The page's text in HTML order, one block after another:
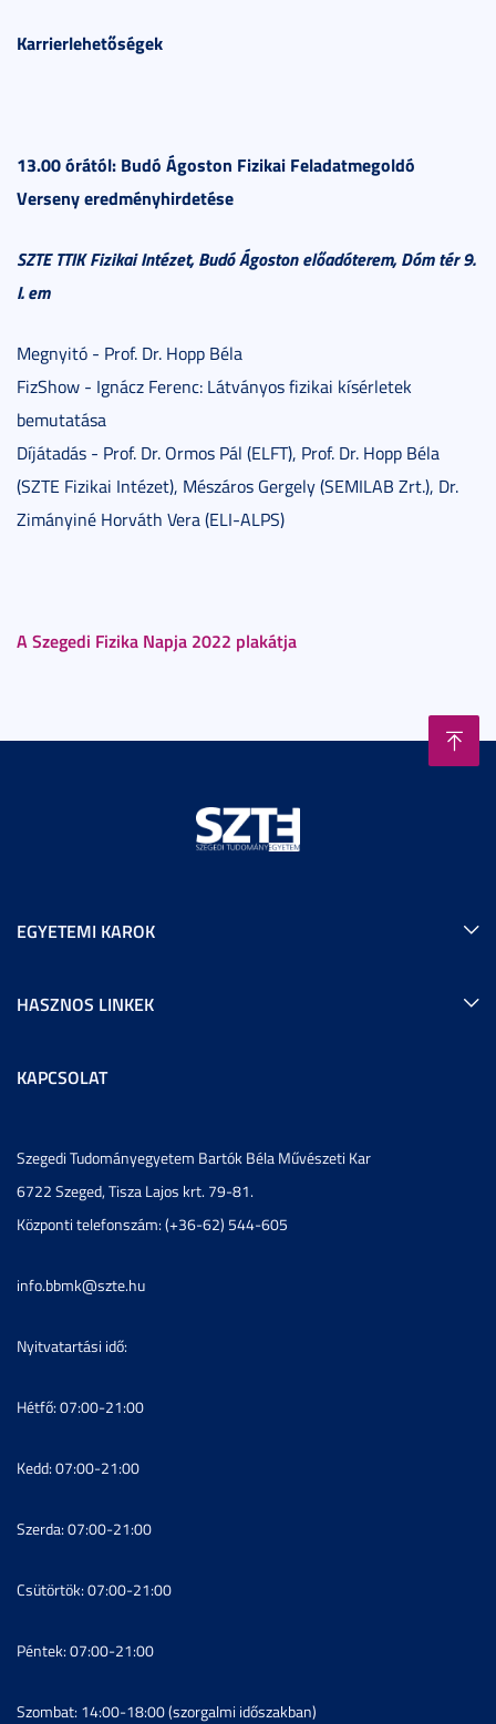
Karrierlehetőségek
13.00 órától: Budó Ágoston Fizikai Feladatmegoldó
Verseny eredményhirdetése
SZTE TTIK Fizikai Intézet, Budó Ágoston előadóterem, Dóm tér 9.
I. em
Megnyitó - Prof. Dr. Hopp Béla
FizShow - Ignácz Ferenc: Látványos fizikai kísérletek
bemutatása
Díjátadás - Prof. Dr. Ormos Pál (ELFT), Prof. Dr. Hopp Béla
(SZTE Fizikai Intézet), Mészáros Gergely (SEMILAB Zrt.), Dr.
Zimányiné Horváth Vera (ELI-ALPS)
A Szegedi Fizika Napja 2022 plakátja
EGYETEMI KAROK
HASZNOS LINKEK
KAPCSOLAT
Szegedi Tudományegyetem Bartók Béla Művészeti Kar
6722 Szeged, Tisza Lajos krt. 79-81.
Központi telefonszám: (+36-62) 544-605
info.bbmk@szte.hu
Nyitvatartási idő:
Hétfő: 07:00-21:00
Kedd: 07:00-21:00
Szerda: 07:00-21:00
Csütörtök: 07:00-21:00
Péntek: 07:00-21:00
Szombat: 14:00-18:00 (szorgalmi időszakban)